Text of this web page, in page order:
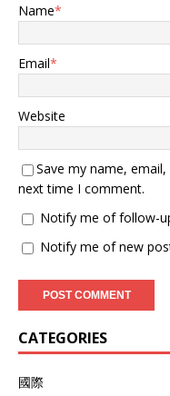
是维护世界和平的需要。”
是不合时宜的讨论。 中国
支合理无可指摘，且中国又
不是处在俄罗斯当前的“特
的。 在外交部以此做出回应
后，西方媒体也消停了一阵
子，不过接着问题又来了。
本月25号，特朗普在白宫
俄核裁军进程。 美国和俄
始了，围绕着《新削减战略
武器条约》，中间也是断断
冲突之后，美俄军控条约基
普又当上总统，和普京上了
Name*
Email*
Website
Save my name,
next time I comment.
Notify me of follow-
Notify me of new
CATEGORIES
國際